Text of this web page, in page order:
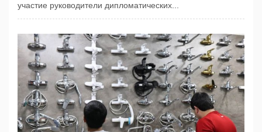
участие руководители дипломатических...